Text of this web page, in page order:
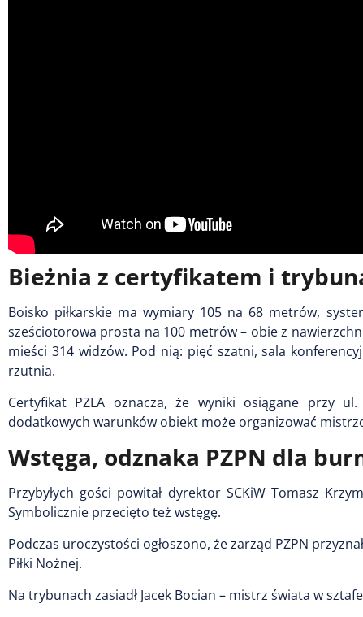
Bieżnia z certyfikatem i
Boisko piłkarskie ma wymiary 105 na 68 metrów,
sześciotorowa prosta na 100 metrów – obie z
mieści 314 widzów. Pod nią: pięć szatni, sala
rzutnia.
Certyfikat PZLA oznacza, że wyniki osiągane przy
dodatkowych warunków obiekt może organizować
Wstęga, odznaka PZPN dla
Przybyłych gości powitał dyrektor SCKiW Tomasz
Symbolicznie przecięto też wstęgę.
Podczas uroczystości ogłoszono, że zarząd PZPN
Piłki Nożnej.
Na trybunach zasiadł Jacek Bocian – mistrz świata w